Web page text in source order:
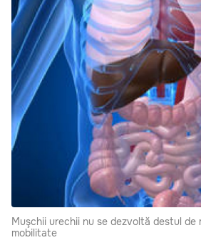
Muşchii urechii nu se dezvoltă destul
mobilitate